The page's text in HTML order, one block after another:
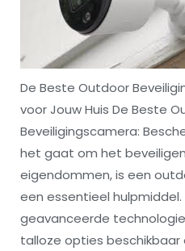
De Beste Outdoor
voor Jouw Huis De Beste
Beveiligingscamera:
het gaat om het
eigendommen, is een
een essentieel
geavanceerde
talloze opties beschikbaar